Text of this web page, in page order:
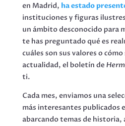
en Madrid, ha estado
instituciones y figuras
un ámbito desconocido para
te has preguntado qué es
cuáles son sus valores o
actualidad, el boletín de
ti.
Cada mes, enviamos una
más interesantes publicados
abarcando temas de historia,